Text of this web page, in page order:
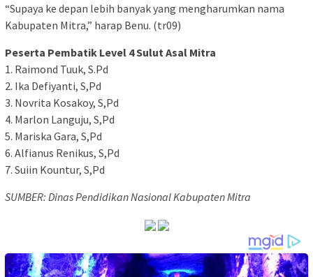
“Supaya ke depan lebih banyak yang mengharumkan nama
Kabupaten Mitra,” harap Benu. (tr09)
Peserta Pembatik Level 4 Sulut Asal Mitra
1. Raimond Tuuk, S.Pd
2. Ika Defiyanti, S,Pd
3. Novrita Kosakoy, S,Pd
4. Marlon Languju, S,Pd
5. Mariska Gara, S,Pd
6. Alfianus Renikus, S,Pd
7. Suiin Kountur, S,Pd
SUMBER: Dinas Pendidikan Nasional Kabupaten Mitra